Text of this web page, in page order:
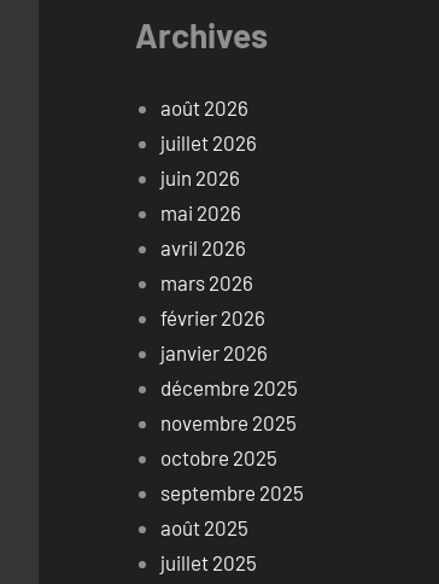
Archives
août 2026
juillet 2026
juin 2026
mai 2026
avril 2026
mars 2026
février 2026
janvier 2026
décembre 2025
novembre 2025
octobre 2025
septembre 2025
août 2025
juillet 2025